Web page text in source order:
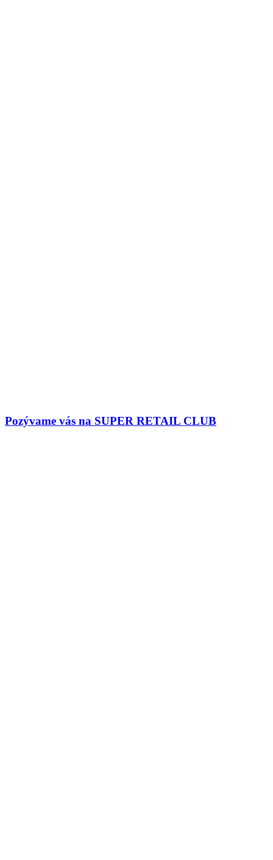
Pozývame vás na SUPER RETAIL CLUB